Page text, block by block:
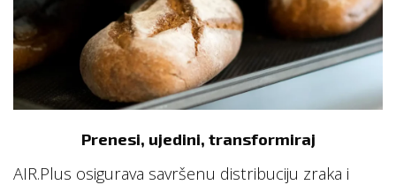
Prenesi, ujedini, transformiraj
AIR.Plus osigurava savršenu distribuciju zraka i